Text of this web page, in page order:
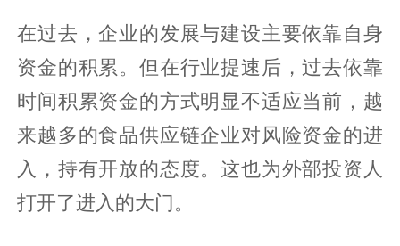
在过去，企业的发展与建设主要依靠自身
资金的积累。但在行业提速后，过去依靠
时间积累资金的方式明显不适应当前，越
来越多的食品供应链企业对风险资金的进
入，持有开放的态度。这也为外部投资人
打开了进入的大门。